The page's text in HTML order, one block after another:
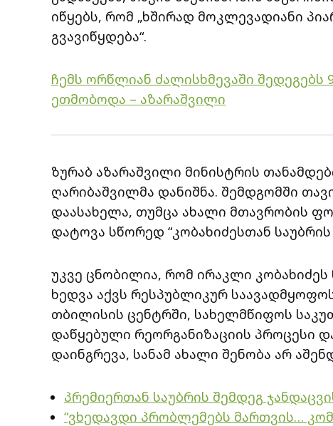
იწყებს, რომ „ხშირად მოკლევადიანი
გვავიწყდება“.
ჩემს ორწლიან ძალისხმევაში შედეგებს
ეთმობოდა – აზარაშვილი
ზურაბ აზარაშვილი მინისტრის
ღარიბაშვილმა დანიშნა. შემდგომში
დაასახელა, თუმცა ახალი მთავრობის
დატოვა სწორედ “კობახიძესთან საუბრის
უკვე ცნობილია, რომ ირაკლი კობახიძეს
ხედვა აქვს რესპუბლიკურ
თბილისის ცენტრში, სახელმწიფოს
დაწყებული რეორგანიზაციის პროცესი
დაინგრევა, სანამ ახალი შენობა არ
პრემიერთან საუბრის შემდეგ
“ვხედავდი პრობლემებს მართვის…